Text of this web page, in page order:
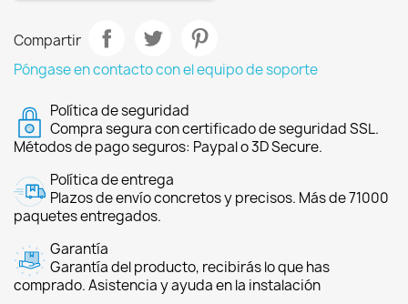
Compartir
Póngase en contacto con el equipo de soporte
Política de seguridad
Compra segura con certificado de seguridad SSL.
Métodos de pago seguros: Paypal o 3D Secure.
Política de entrega
Plazos de envío concretos y precisos. Más de 71000
paquetes entregados.
Garantía
Garantía del producto, recibirás lo que has
comprado. Asistencia y ayuda en la instalación